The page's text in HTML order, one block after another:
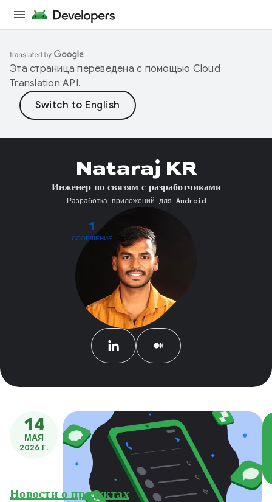
Эта страница переведена с помощью Cloud
Translation API.
1
СООБЩЕНИЕ
Nataraj KR
Инженер по связям с разработчиками
Разработка приложений для Android
14
МАЯ
2026 Г.
Новости о продуктах